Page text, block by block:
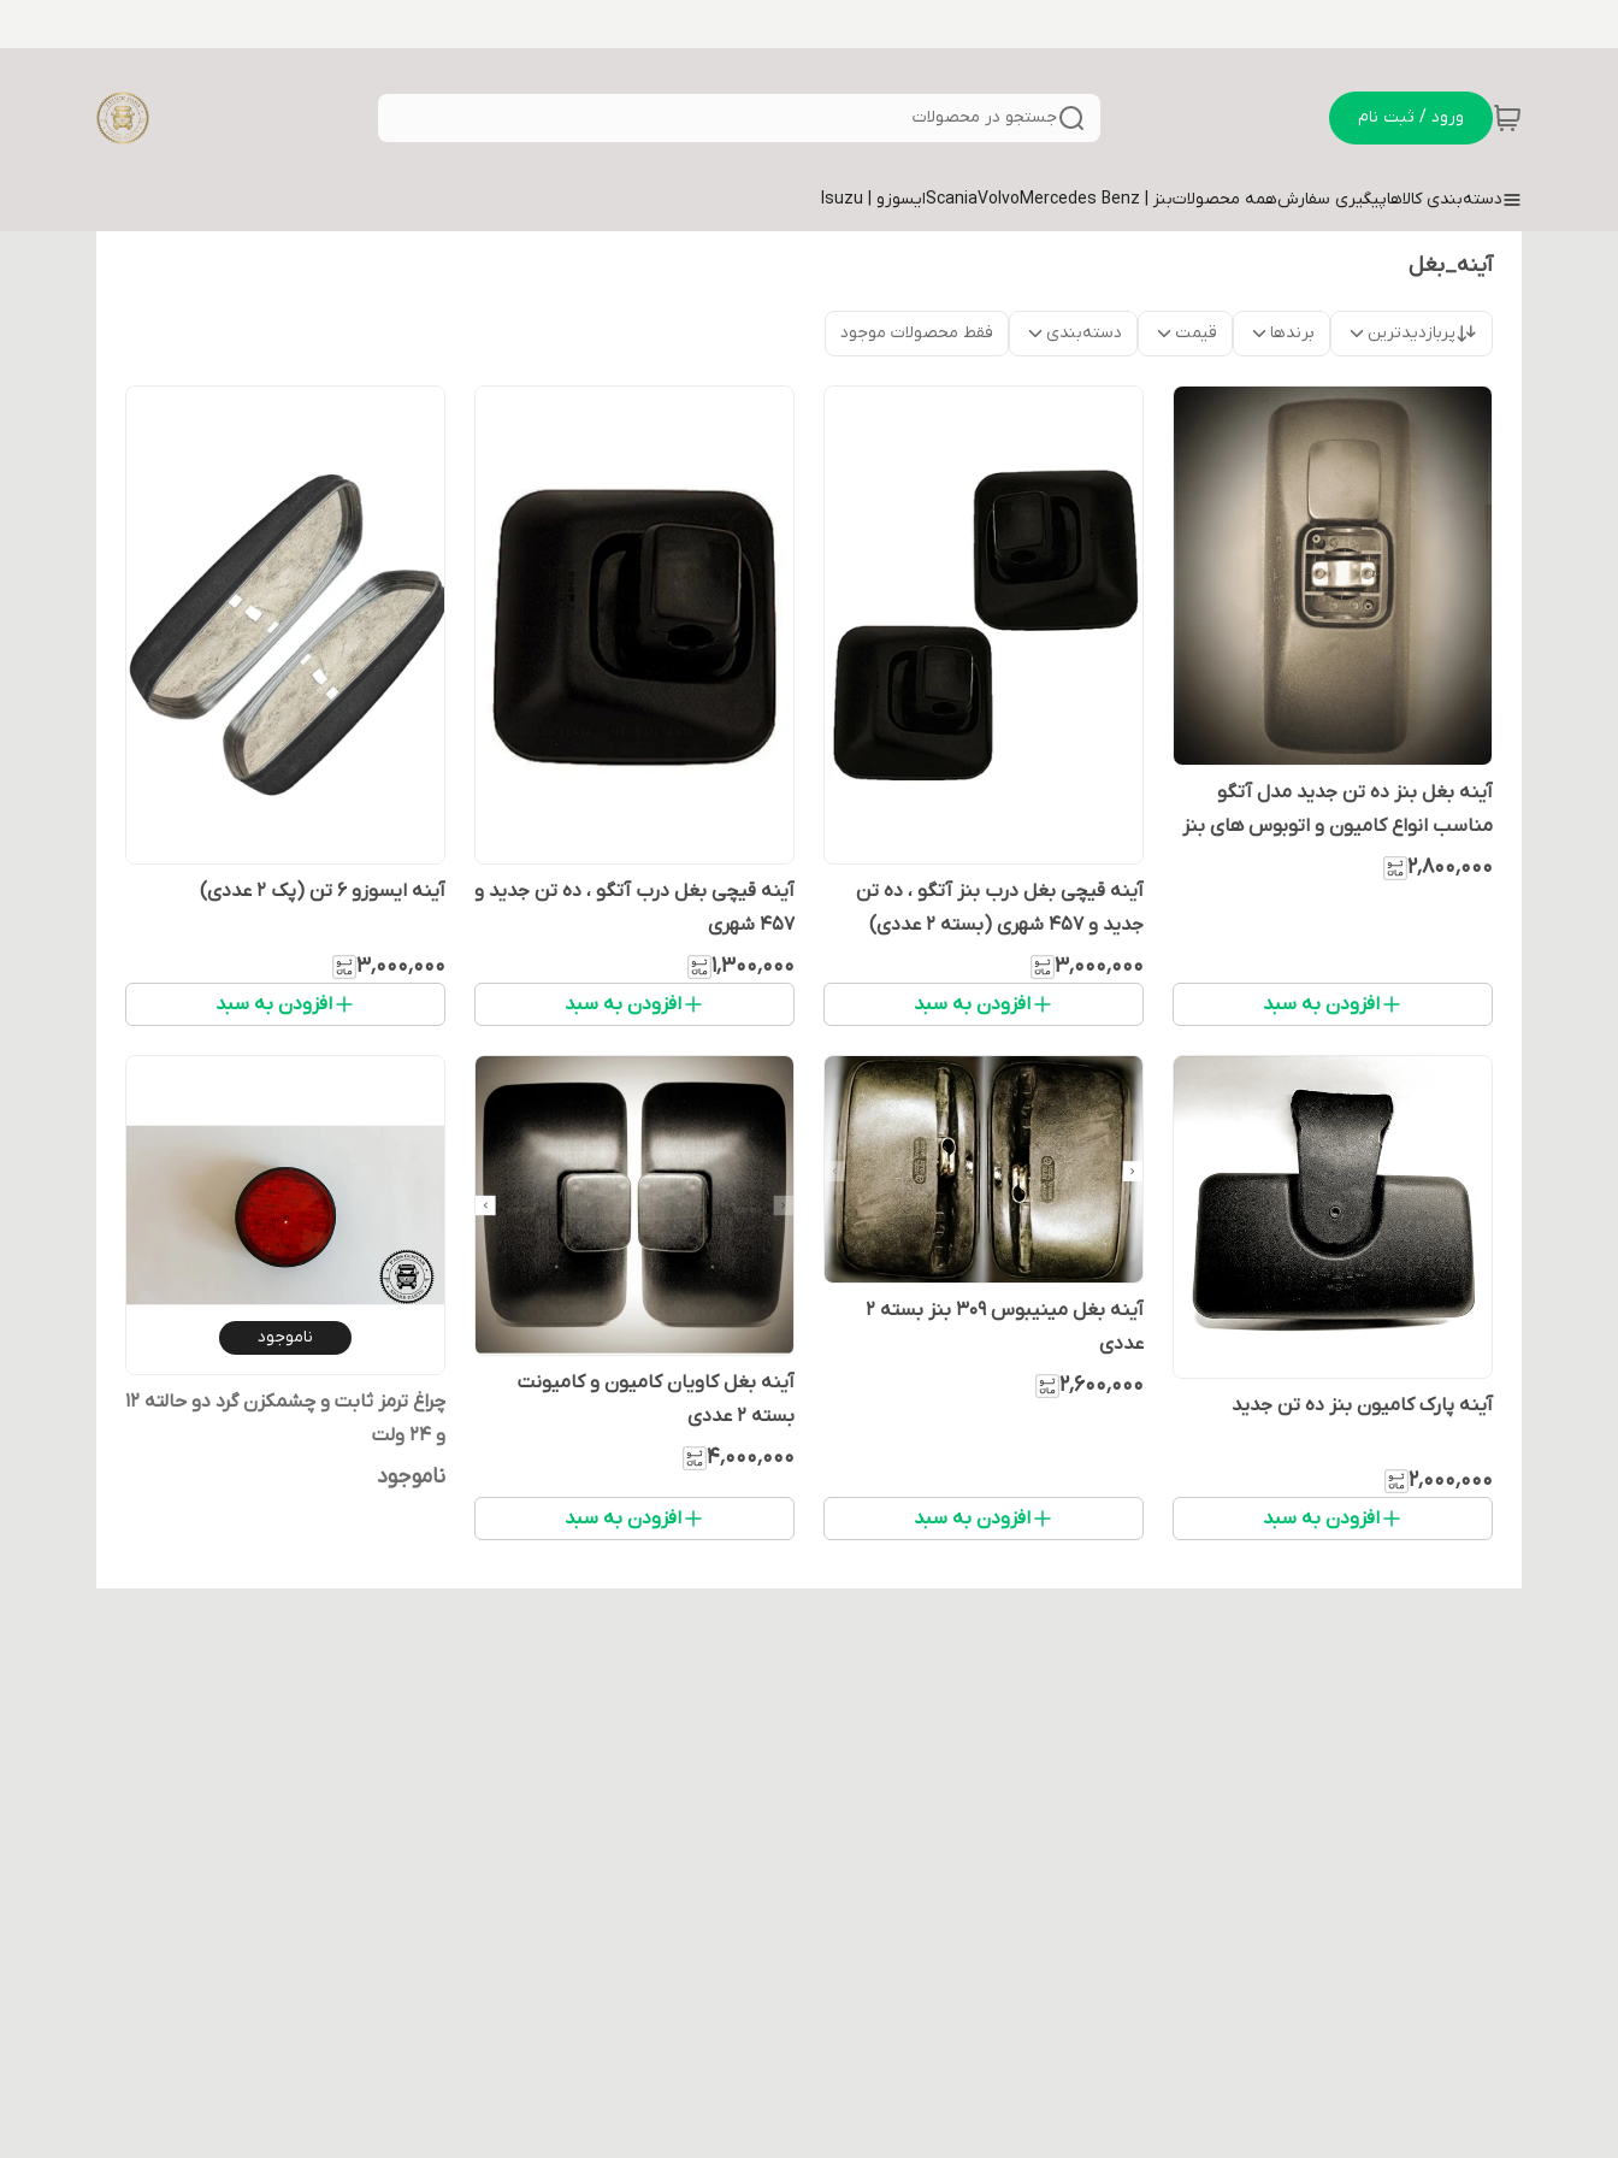
ورود / ثبت نام جستجو در محصولات
دسته‌بندی کالاهاپیگیری سفارشهمه محصولاتبنز | Mercedes Benz Volvo
Scaniaایسوزو | Isuzu
آینه_بغل
پربازدیدترین برندها قیمت دسته‌بندی فقط محصولات موجود
آینه بغل بنز ده تن جدید مدل آتگو
مناسب انواع کامیون و اتوبوس های بنز
(بسته 2 عددی)
۲٬۸۰۰٬۰۰۰
افزودن به سبد
آینه قیچی بغل درب بنز آتگو ، ده تن
جدید و 457 شهری (بسته ۲ عددی)
۳٬۰۰۰٬۰۰۰
افزودن به سبد
آینه قیچی بغل درب آتگو ، ده تن جدید و
457 شهری
۱٬۳۰۰٬۰۰۰
افزودن به سبد
آینه ایسوزو 6 تن (پک ۲ عددی)
۳٬۰۰۰٬۰۰۰
افزودن به سبد
آینه پارک کامیون بنز ده تن جدید
۲٬۰۰۰٬۰۰۰
افزودن به سبد
آینه بغل مینیبوس 309 بنز بسته 2
عددی
۲٬۶۰۰٬۰۰۰
افزودن به سبد
آینه بغل کاویان کامیون و کامیونت
بسته 2 عددی
۴٬۰۰۰٬۰۰۰
افزودن به سبد
ناموجود
چراغ ترمز ثابت و چشمکزن گرد دو حالته 12
و 24 ولت
ناموجود